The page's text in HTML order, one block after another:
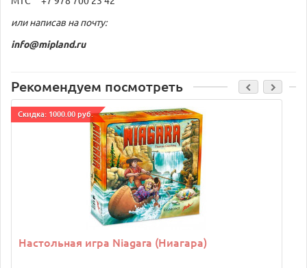
или написав на почту:
info@mipland.ru
Рекомендуем посмотреть
Cкидка: 1000.00 руб.
Настольная игра Niagara (Ниагара)